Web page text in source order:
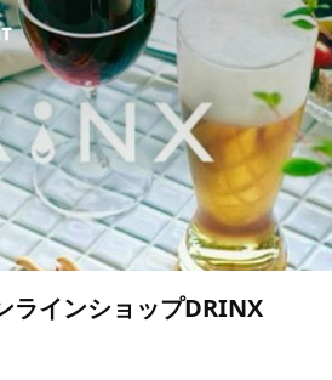
ラインショップDRINX